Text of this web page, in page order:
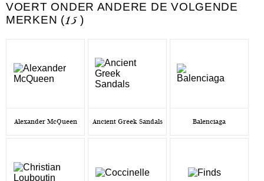
VOERT ONDER ANDERE DE VOLGENDE
MERKEN (15 )
Alexander McQueen Ancient Greek Sandals Balenciaga